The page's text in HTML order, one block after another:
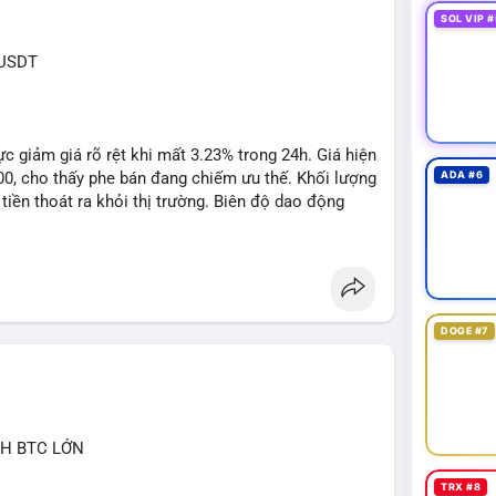
giảm giá rõ rệt khi mất 3.23% trong 24h. Giá hiện
cho thấy phe bán đang chiếm ưu thế. Khối lượng
thoát ra khỏi thị trường. Biên độ dao động
TP2: $6.2800
nghị tối đa 2-3% tổng vốn, đặt SL cứng ngay
biến động bất thường.
BTC LỚN
SOL VIP
ADA #6
DOGE #7
TRX #8